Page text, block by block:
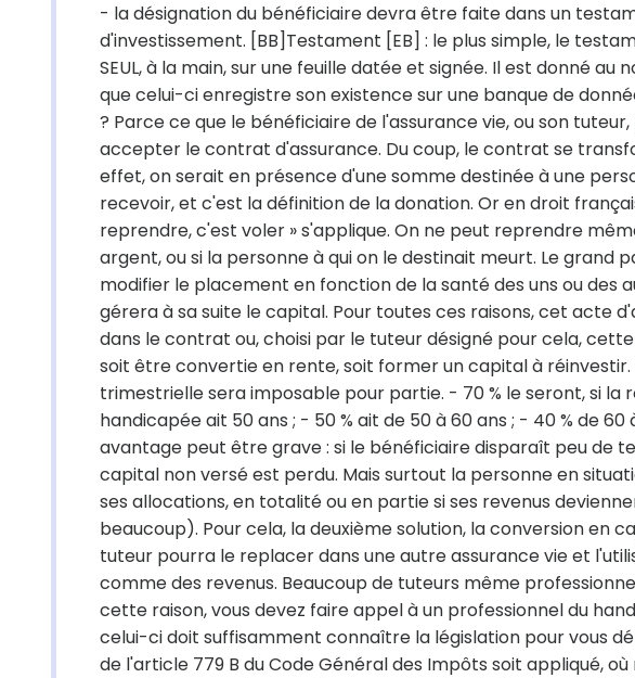
- la désignation du bénéficiaire devra être faite dans un
d'investissement. [BB]Testament [EB] : le plus simple, le
SEUL, à la main, sur une feuille datée et signée. Il est donné
que celui-ci enregistre son existence sur une banque de
? Parce ce que le bénéficiaire de l'assurance vie, ou son
accepter le contrat d'assurance. Du coup, le contrat se
effet, on serait en présence d'une somme destinée à une
recevoir, et c'est la définition de la donation. Or en droit
reprendre, c'est voler » s'applique. On ne peut reprendre
argent, ou si la personne à qui on le destinait meurt. Le grand
modifier le placement en fonction de la santé des uns ou des
gérera à sa suite le capital. Pour toutes ces raisons, cet acte
dans le contrat ou, choisi par le tuteur désigné pour cela,
soit être convertie en rente, soit former un capital à
trimestrielle sera imposable pour partie. - 70 % le seront, si
handicapée ait 50 ans ; - 50 % ait de 50 à 60 ans ; - 40 % de
avantage peut être grave : si le bénéficiaire disparaît peu de
capital non versé est perdu. Mais surtout la personne en
ses allocations, en totalité ou en partie si ses revenus
beaucoup). Pour cela, la deuxième solution, la conversion en
tuteur pourra le replacer dans une autre assurance vie et
comme des revenus. Beaucoup de tuteurs même
cette raison, vous devez faire appel à un professionnel du
celui-ci doit suffisamment connaître la législation pour vous
de l'article 779 B du Code Général des Impôts soit appliqué,